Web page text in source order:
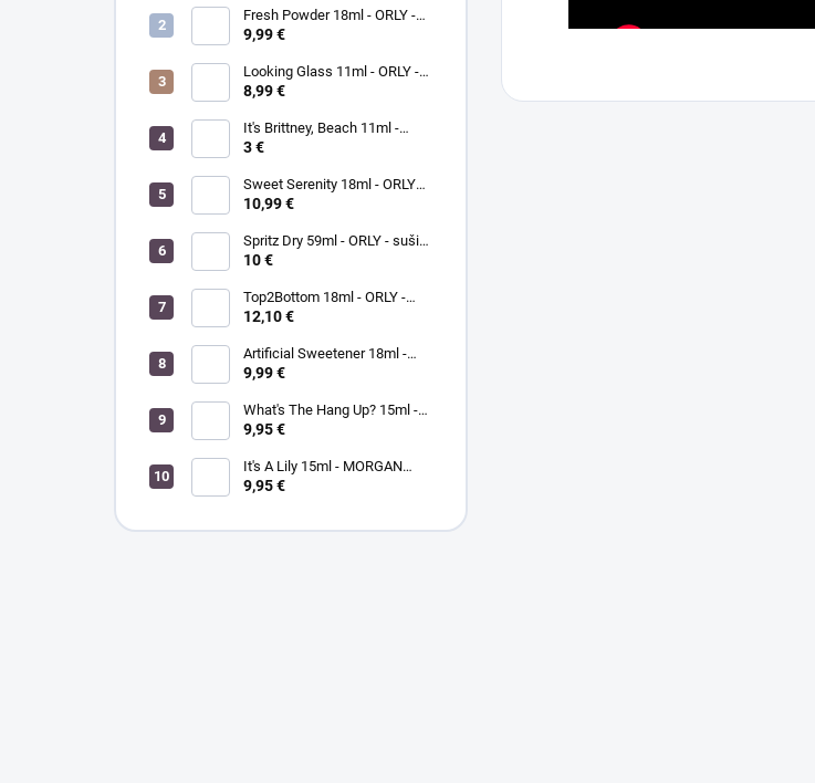
Fresh Powder 18ml - ORLY -
lak na nechty
9,99 €
Looking Glass 11ml - ORLY -
lak na nechty
8,99 €
It's Brittney, Beach 11ml -
ORLY lak na nechty
3 €
Sweet Serenity 18ml - ORLY
BREATHABLE - ošetrujúci
10,99 €
Spritz Dry 59ml - ORLY - sušič
laku na nechty
10 €
Top2Bottom 18ml - ORLY -
podkladový a vrchný lak na
12,10 €
Artificial Sweetener 18ml -
ORLY lak na nechty
9,99 €
What's The Hang Up? 15ml -
MORGANTAYLOR - lak na
9,95 €
It's A Lily 15ml - MORGAN
TAYLOR - lak na nechty
9,95 €